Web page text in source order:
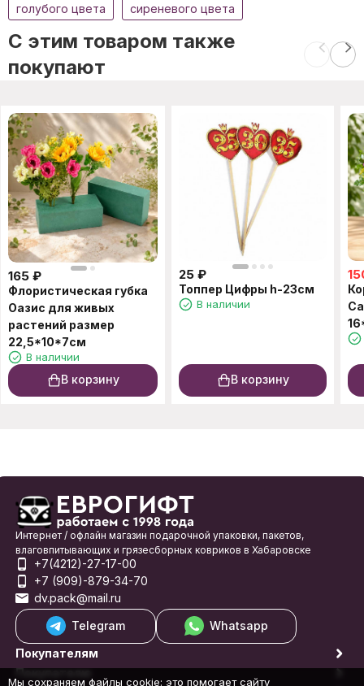
голубого цвета сиреневого цвета
C этим товаром также
покупают
165 ₽
Флористическая губка
Оазис для живых
растений размер
22,5*10*7см
В наличии
В корзину
25 ₽
Топпер Цифры h-23см
В наличии
В корзину
Интернет / офлайн магазин подарочной упаковки, пакетов,
влаговпитывающих и грязесборных ковриков в Хабаровске
+7(4212)-27-17-00
+7 (909)-879-34-70
dv.pack@mail.ru
Telegram
Whatsapp
Покупателям
Покупателю
Мы сохраняем файлы cookie: это помогает сайту